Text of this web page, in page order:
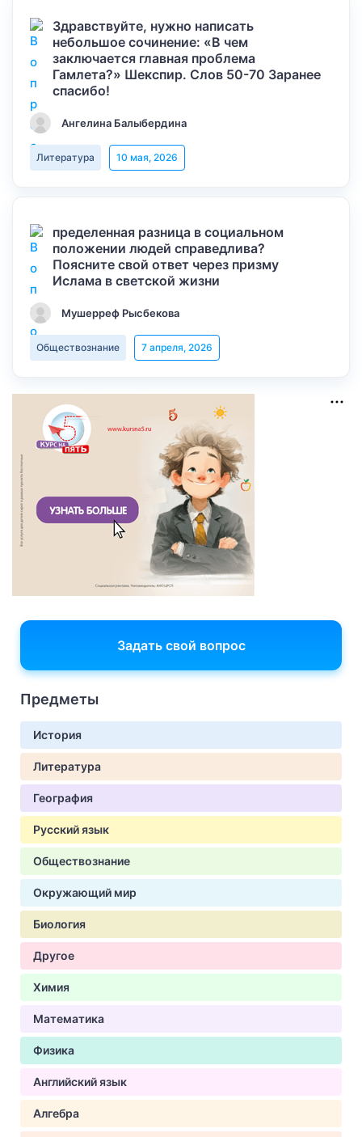
Здравствуйте, нужно написать
небольшое сочинение: «В чем
заключается главная проблема
Гамлета?» Шекспир. Слов 50-70 Заранее
спасибо!
Ангелина Балыбердина
Литература 10 мая, 2026
пределенная разница в социальном
положении людей справедлива?
Поясните свой ответ через призму
Ислама в светской жизни
Мушерреф Рысбекова
Обществознание 7 апреля, 2026
Задать свой вопрос
Предметы
История
Литература
География
Русский язык
Обществознание
Окружающий мир
Биология
Другое
Химия
Математика
Физика
Английский язык
Алгебра